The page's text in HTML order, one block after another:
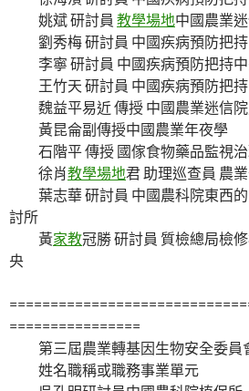
姚斌 研討員 教學場地中國農業
劉秀梅 研討員 中國疾病預防把持
李寧 研討員 中國疾病預防把持中
王竹天 研討員 中國疾病預防把持
魏益平易近 傳授 中國農業迷信院
黃昆侖副傳授中國農業年夜學
石階平 傳授 國傢食物藥品監視治
徐肖教學場地君 助理巡查員 農
葉志華 研討員 中國農科院東西的
討所
黃家教冠勝 研討員 質檢總局檢
央
================
第三屆農業轉基因生物安全委員
姓名職稱或職務事業單元